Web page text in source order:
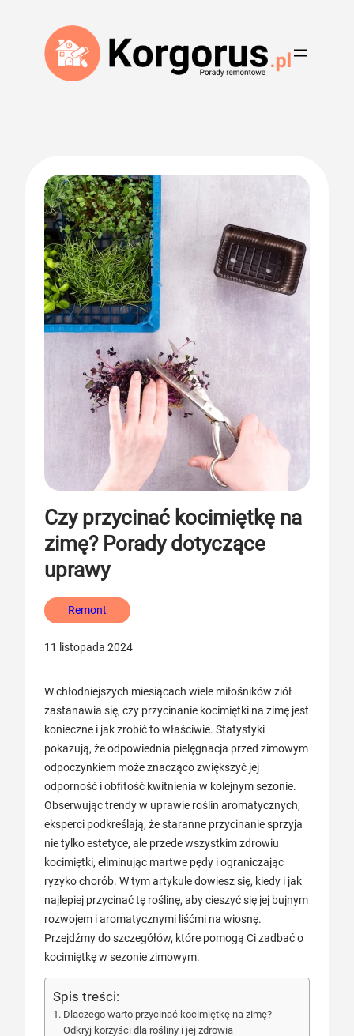
Czy przycinać kocimiętkę na
zimę? Porady dotyczące
uprawy
Remont
11 listopada 2024
W chłodniejszych miesiącach wiele miłośników ziół
zastanawia się, czy przycinanie kocimiętki na zimę jest
konieczne i jak zrobić to właściwie. Statystyki
pokazują, że odpowiednia pielęgnacja przed zimowym
odpoczynkiem może znacząco zwiększyć jej
odporność i obfitość kwitnienia w kolejnym sezonie.
Obserwując trendy w uprawie roślin aromatycznych,
eksperci podkreślają, że staranne przycinanie sprzyja
nie tylko estetyce, ale przede wszystkim zdrowiu
kocimiętki, eliminując martwe pędy i ograniczając
ryzyko chorób. W tym artykule dowiesz się, kiedy i jak
najlepiej przycinać tę roślinę, aby cieszyć się jej bujnym
rozwojem i aromatycznymi liśćmi na wiosnę.
Przejdźmy do szczegółów, które pomogą Ci zadbać o
kocimiętkę w sezonie zimowym.
Spis treści:
Dlaczego warto przycinać kocimiętkę na zimę?
Odkryj korzyści dla rośliny i jej zdrowia